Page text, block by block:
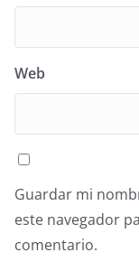
Web
Guardar mi
este navegador
comentario.